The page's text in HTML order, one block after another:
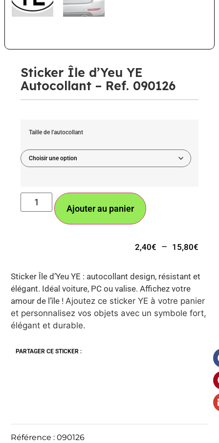
Sticker Île d’Yeu YE
Autocollant – Ref. 090126
Taille de l'autocollant
Ajouter au panier
2,40€ – 15,80€
Sticker Île d’Yeu YE : autocollant design, résistant et
élégant. Idéal voiture, PC ou valise. Affichez votre
amour de l’île ! Ajoutez ce sticker YE à votre panier
et personnalisez vos objets avec un symbole fort,
élégant et durable.
PARTAGER CE STICKER :
Référence : 090126